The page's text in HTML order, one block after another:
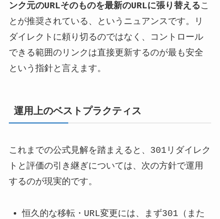
ンク元のURLそのものを最新のURLに張り替えるこ
とが推奨されている、というニュアンスです。リ
ダイレクトに頼り切るのではなく、コントロール
できる範囲のリンクは直接更新するのが最も安全
という指針と言えます。
運用上のベストプラクティス
これまでの公式見解を踏まえると、301リダイレク
トと評価の引き継ぎについては、次の方針で運用
するのが現実的です。
恒久的な移転・URL変更には、まず301（また